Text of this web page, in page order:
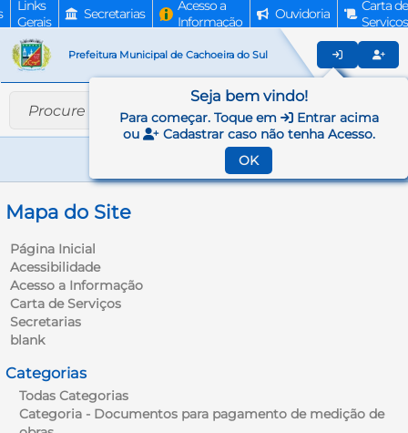
Prefeitura Municipal de Cachoeira do Sul
Links
Gerais
Secretarias
Acesso a
Informação
Ouvidoria
Carta de
Serviços
Mapa do Site
Página Inicial
Acessibilidade
Acesso a Informação
Carta de Serviços
Secretarias
blank
Categorias
Todas Categorias
Categoria - Documentos para pagamento de medição de
Seja bem vindo!
Para começar. Toque em
Entrar acima
ou
Cadastrar caso não tenha Acesso.
OK